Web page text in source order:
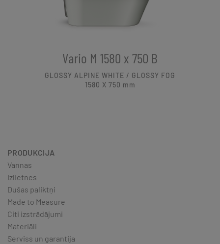
Vario M 1580 x 750 B
GLOSSY ALPINE WHITE / GLOSSY FOG
1580 X 750 mm
PRODUKCIJA
Vannas
Izlietnes
Dušas paliktņi
Made to Measure
Citi izstrādājumi
Materiāli
Serviss un garantija